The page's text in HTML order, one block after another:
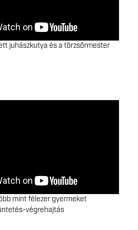
juhászkutya és a törzsőrmester
mint félezer gyermeket
végrehajtás